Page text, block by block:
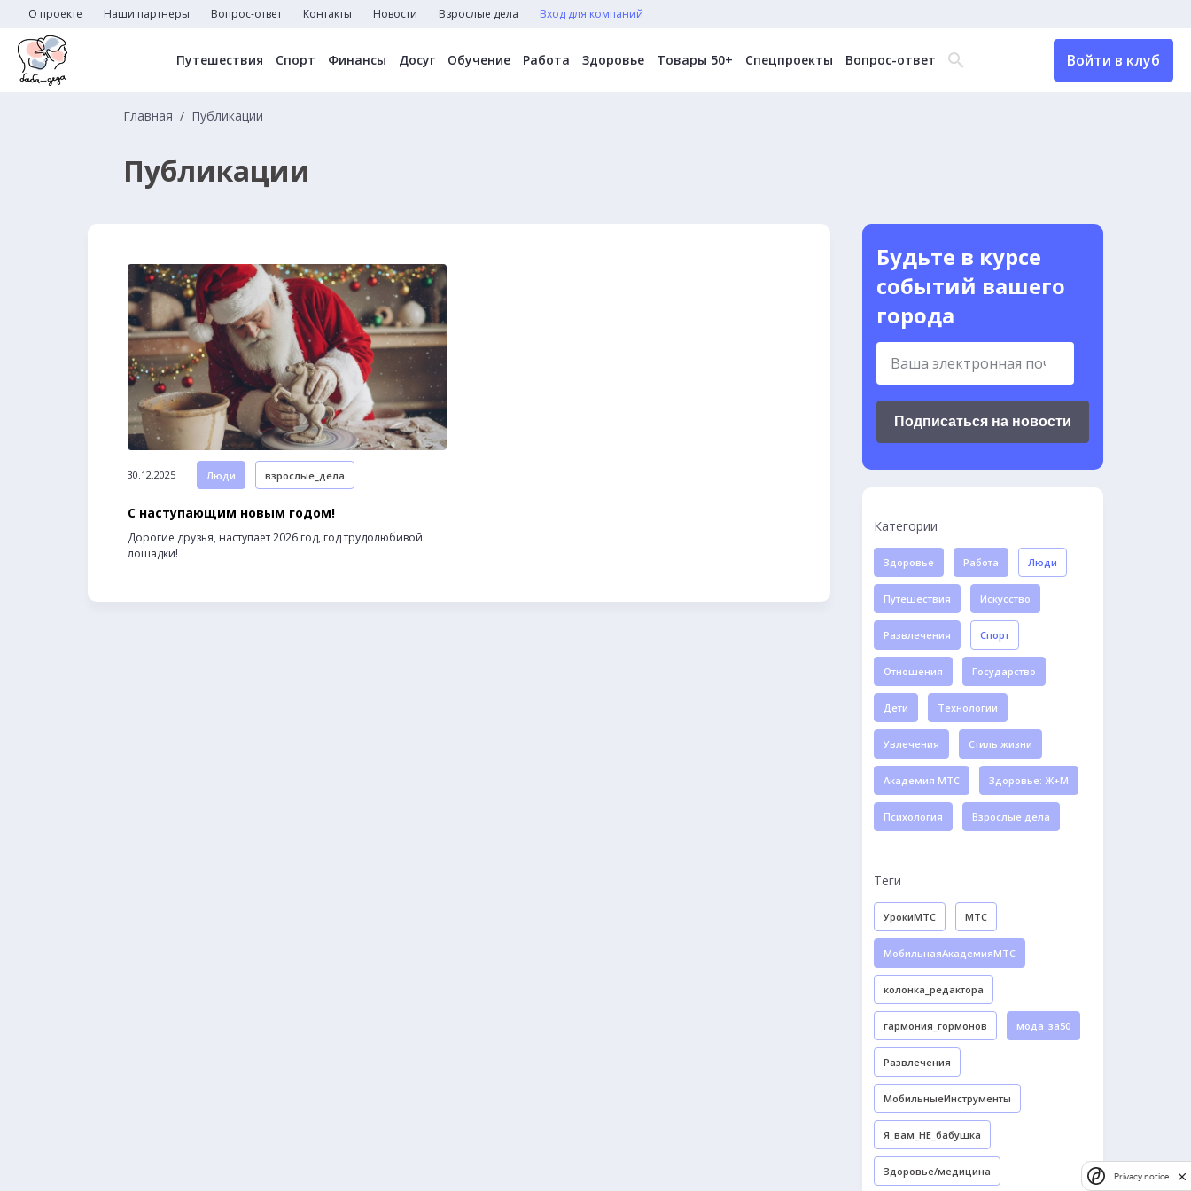
О проекте Наши партнеры Вопрос-ответ Контакты Новости Взрослые дела Вход для компаний
Путешествия Спорт Финансы Досуг Обучение Работа Здоровье Товары 50+ Спецпроекты Вопрос-ответ Войти в клуб
Главная Публикации
Публикации
30.12.2025 Люди взрослые_дела
С наступающим новым годом!
Дорогие друзья, наступает 2026 год, год трудолюбивой
лошадки!
Будьте в курсе
событий вашего
города
Подписаться на новости
Категории
Здоровье Работа Люди
Путешествия Искусство
Развлечения Спорт
Отношения Государство
Дети Технологии
Увлечения Стиль жизни
Академия МТС Здоровье: Ж+М
Психология Взрослые дела
Теги
УрокиМТС МТС
МобильнаяАкадемияМТС
колонка_редактора
гармония_гормонов мода_за50
Развлечения
МобильныеИнструменты
Я_вам_НЕ_бабушка
Здоровье/медицина Privacy notice